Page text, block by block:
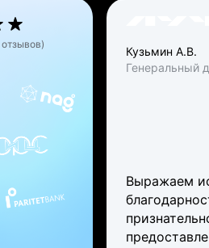
Кузьмин А.В.
Генеральный
Выражаем